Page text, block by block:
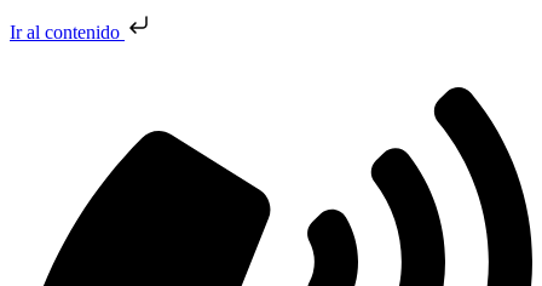
Ir al contenido